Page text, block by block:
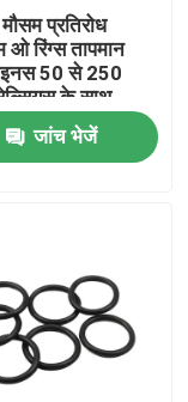
प्रतिरोध
ओ रिंग्स तापमान
50 से 250
के साथ
प्रतिरोध
जांच भेजें